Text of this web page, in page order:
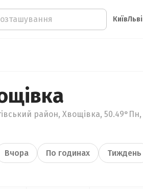
Київ
район, Хвощівка, 50.49°Пн,
Вчора По годинах Тиждень